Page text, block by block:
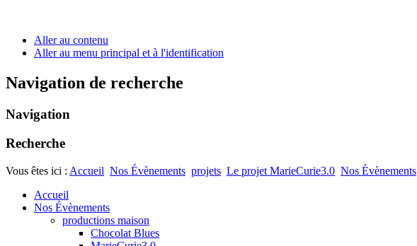
Aller au contenu
Aller au menu principal et à l'identification
Navigation de recherche
Navigation
Recherche
Vous êtes ici : Accueil Nos Évènements projets Le projet MarieCurie3.0 Nos Évènements
Accueil
Nos Évènements
productions maison
Chocolat Blues